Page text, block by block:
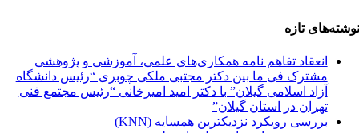
نوشته‌های تازه
انعقاد تفاهم نامه همکاری‌های علمی، آموزشی و پژوهشی
مشترک فی ما بین دکتر مجتبی ملکی چوبری “رئیس دانشگاه
آزاد اسلامی گیلان” با دکتر امید امیرخانی “رئیس مجتمع فنی
تهران در استان گیلان”
بررسی رویکرد نزدیکترین همسایه (KNN)